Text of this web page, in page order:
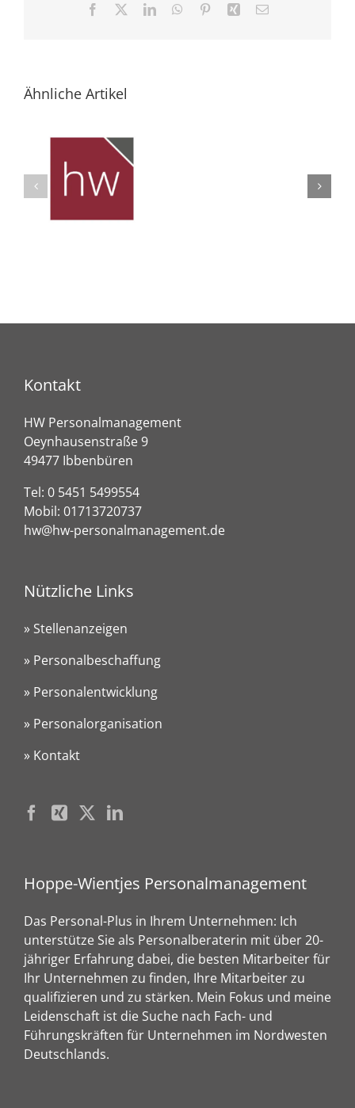
Facebook LinkedInWhatsApp
PinterestXing E-
Ähnliche Artikel
Kontakt
HW Personalmanagement
Oeynhausenstraße 9
49477 Ibbenbüren
Tel: 0 5451 5499554
Mobil: 01713720737
hw@hw-personalmanagement.de
Nützliche Links
» Stellenanzeigen
» Personalbeschaffung
» Personalentwicklung
» Personalorganisation
» Kontakt
Hoppe-Wientjes Personalmanagement
Das Personal-Plus in Ihrem Unternehmen: Ich
unterstütze Sie als Personalberaterin mit über 20-
jähriger Erfahrung dabei, die besten Mitarbeiter für
Ihr Unternehmen zu finden, Ihre Mitarbeiter zu
qualifizieren und zu stärken. Mein Fokus und meine
Leidenschaft ist die Suche nach Fach- und
Führungskräften für Unternehmen im Nordwesten
Deutschlands.